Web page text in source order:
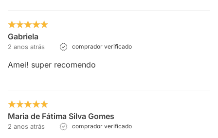
Gabriela
2 anos atrás comprador verificado
Amei! super recomendo
Maria de Fátima Silva Gomes
2 anos atrás comprador verificado